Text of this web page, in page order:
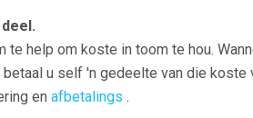
te help om koste in toom te hou.
u self 'n gedeelte van die koste
en afbetalings .